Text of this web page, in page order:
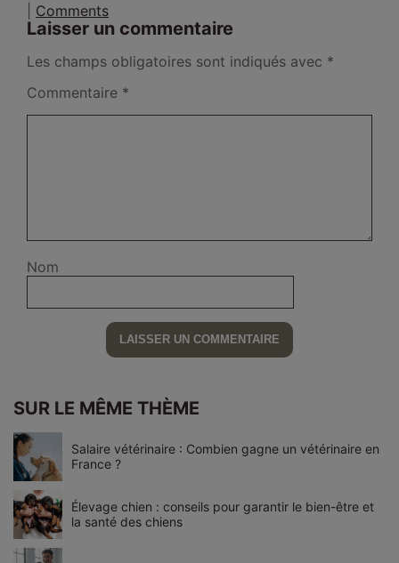
Comments
Laisser un commentaire
Les champs obligatoires sont indiqués avec *
Commentaire *
Nom
SUR LE MÊME THÈME
Salaire vétérinaire : Combien gagne un vétérinaire en
France ?
Élevage chien : conseils pour garantir le bien-être et
la santé des chiens